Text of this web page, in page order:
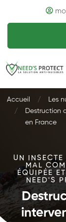
Accueil
Les
Destruction
en France
UN
MAL
ÉQUIPÉE
NEED'S